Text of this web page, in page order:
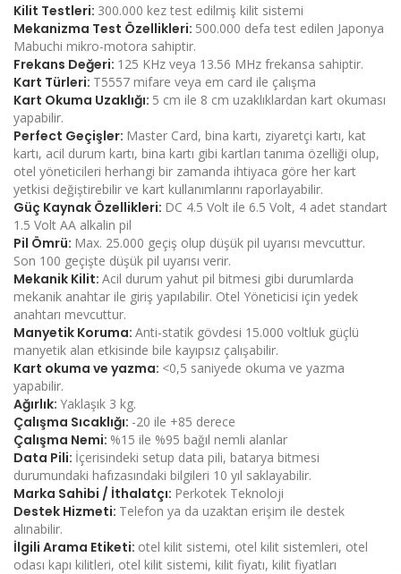
Kilit Testleri: 300.000 kez test edilmiş kilit sistemi
Mekanizma Test Özellikleri: 500.000 defa test edilen Japonya
Mabuchi mikro-motora sahiptir.
Frekans Değeri: 125 KHz veya 13.56 MHz frekansa sahiptir.
Kart Türleri: T5557 mifare veya em card ile çalışma
Kart Okuma Uzaklığı: 5 cm ile 8 cm uzaklıklardan kart okuması
yapabilir.
Perfect Geçişler: Master Card, bina kartı, ziyaretçi kartı, kat
kartı, acil durum kartı, bina kartı gibi kartları tanıma özelliği olup,
otel yöneticileri herhangi bir zamanda ihtiyaca göre her kart
yetkisi değiştirebilir ve kart kullanımlarını raporlayabilir.
Güç Kaynak Özellikleri: DC 4.5 Volt ile 6.5 Volt, 4 adet standart
1.5 Volt AA alkalin pil
Pil Ömrü: Max. 25.000 geçiş olup düşük pil uyarısı mevcuttur.
Son 100 geçişte düşük pil uyarısı verir.
Mekanik Kilit: Acil durum yahut pil bitmesi gibi durumlarda
mekanik anahtar ile giriş yapılabilir. Otel Yöneticisi için yedek
anahtarı mevcuttur.
Manyetik Koruma: Anti-statik gövdesi 15.000 voltluk güçlü
manyetik alan etkisinde bile kayıpsız çalışabilir.
Kart okuma ve yazma: <0,5 saniyede okuma ve yazma
yapabilir.
Ağırlık: Yaklaşık 3 kg.
Çalışma Sıcaklığı: -20 ile +85 derece
Çalışma Nemi: %15 ile %95 bağıl nemli alanlar
Data Pili: İçerisindeki setup data pili, batarya bitmesi
durumundaki hafızasındaki bilgileri 10 yıl saklayabilir.
Marka Sahibi / İthalatçı: Perkotek Teknoloji
Destek Hizmeti: Telefon ya da uzaktan erişim ile destek
alınabilir.
İlgili Arama Etiketi: otel kilit sistemi, otel kilit sistemleri, otel
odası kapı kilitleri, otel kilit sistemi, kilit fiyatı, kilit fiyatları